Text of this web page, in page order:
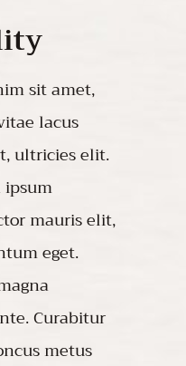
sit amet,
lacus
ultricies elit.
mauris elit,
eget.
Curabitur
metus